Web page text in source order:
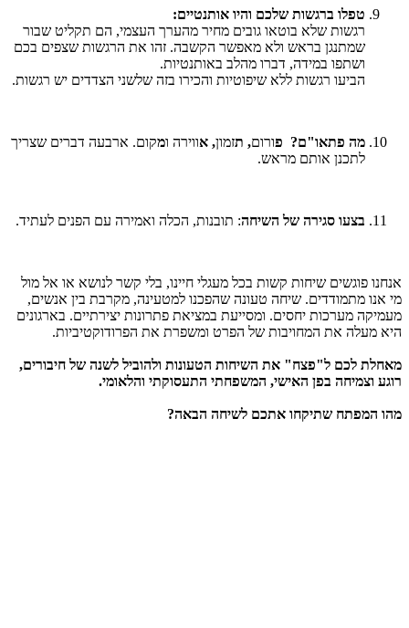
טפלו ברגשות שלכם והיו אותנטיים:
רגשות שלא בוטאו גובים מחיר מהערך העצמי, הם תקליט שבור
שמתנגן בראש ולא מאפשר הקשבה. זהו את הרגשות שצפים בכם
ושתפו במידה, דברו מהלב באותנטיות.
הביעו רגשות ללא שיפוטיות והכירו בזה שלשני הצדדים יש רגשות.
מה פתאו"ם? פורום, תזמון, אווירה ומקום. ארבעה דברים שצריך
לתכנן אותם מראש.
בצעו סגירה של השיחה: תובנות, הכלה ואמירה עם הפנים לעתיד.
אנחנו פוגשים שיחות קשות בכל מעגלי חיינו, בלי קשר לנושא או אל מול
מי אנו מתמודדים. שיחה טעונה שהפכנו למטעינה, מקרבת בין אנשים,
מעמיקה מערכות יחסים. ומסייעת במציאת פתרונות יצירתיים. בארגונים
היא מעלה את המחויבות של הפרט ומשפרת את הפרודוקטיביות.
מאחלת לכם ל"פצח" את השיחות הטעונות ולהוביל לשנה של חיבורים,
רוגע וצמיחה בפן האישי, המשפחתי התעסוקתי והלאומי.
מהו המפתח שתיקחו אתכם לשיחה הבאה?